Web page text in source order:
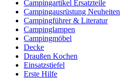
Campingartikel Ersatzteile
Campingausrüstung Neuheiten
Campingführer & Literatur
Campinglampen
Campingmöbel
Decke
Draußen Kochen
Einsatzstiefel
Erste Hilfe